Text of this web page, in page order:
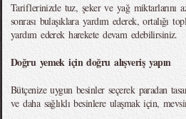
Tariflerinizde tuz, şeker ve yağ miktarlarını
sonrası bulaşıklara yardım ederek, ortalığı
yardım ederek harekete devam edebilirsiniz.
Doğru yemek için doğru alışveriş yapın
Bütçenize uygun besinler seçerek paradan
ve daha sağlıklı besinlere ulaşmak için,